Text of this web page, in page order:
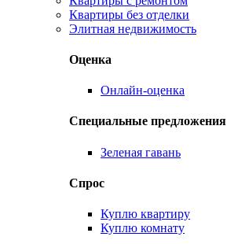
Квартиры без отделки
Элитная недвижимость
Оценка
Онлайн-оценка
Специальные предложения
Зеленая гавань
Спрос
Куплю квартиру
Куплю комнату